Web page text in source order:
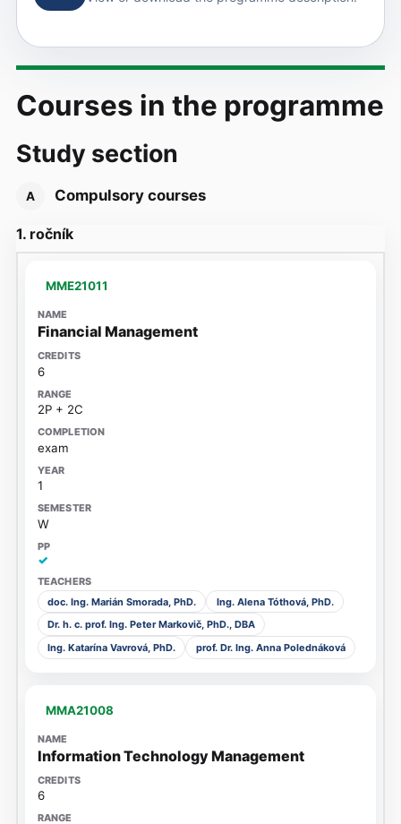
Courses in the programme
Study section
A Compulsory courses
1. ročník
MME21011
Financial Management
6
2P + 2C
exam
1
W
✓
doc. Ing. Marián Smorada, PhD.
Ing. Alena Tóthová, PhD.
Dr. h. c. prof. Ing. Peter Markovič, PhD., DBA
Ing. Katarína Vavrová, PhD.
prof. Dr. Ing. Anna Polednáková
MMA21008
Information Technology Management
6